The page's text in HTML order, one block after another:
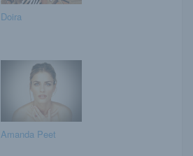
Doira
Amanda Peet